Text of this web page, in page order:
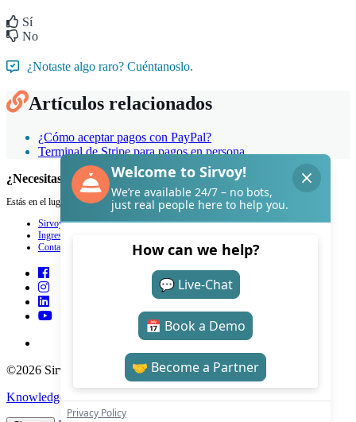
Sí
No
¿Notaste algo raro? Cuéntanoslo.
Artículos relacionados
¿Cómo aceptar pagos con PayPal?
Terminal de Stripe para pagos en persona
¿Necesitas ayuda con Sirvoy?
Estás en el lugar adecuado.
Sirvoy
Ingresar
Contacto
©2026 Sirvoy . All Rights reserved.
Knowledge Base Software